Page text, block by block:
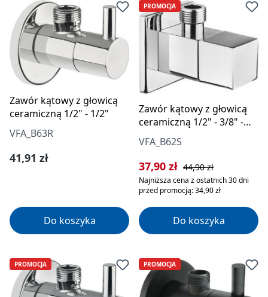
Zawór kątowy z głowicą
ceramiczną 1/2" - 1/2"
VFA_B63R
Cena regularna:
41,91 zł
Do koszyka
PROMOCJA
Zawór kątowy z głowicą
ceramiczną 1/2" - 3/8" -
kwadratowy
VFA_B62S
Cena sprzedaży:
37,90 zł Cena regularna:
44,90 zł
Najniższa cena z ostatnich 30 dni
przed promocją: 34,90 zł
Do koszyka
PROMOCJA PROMOCJA